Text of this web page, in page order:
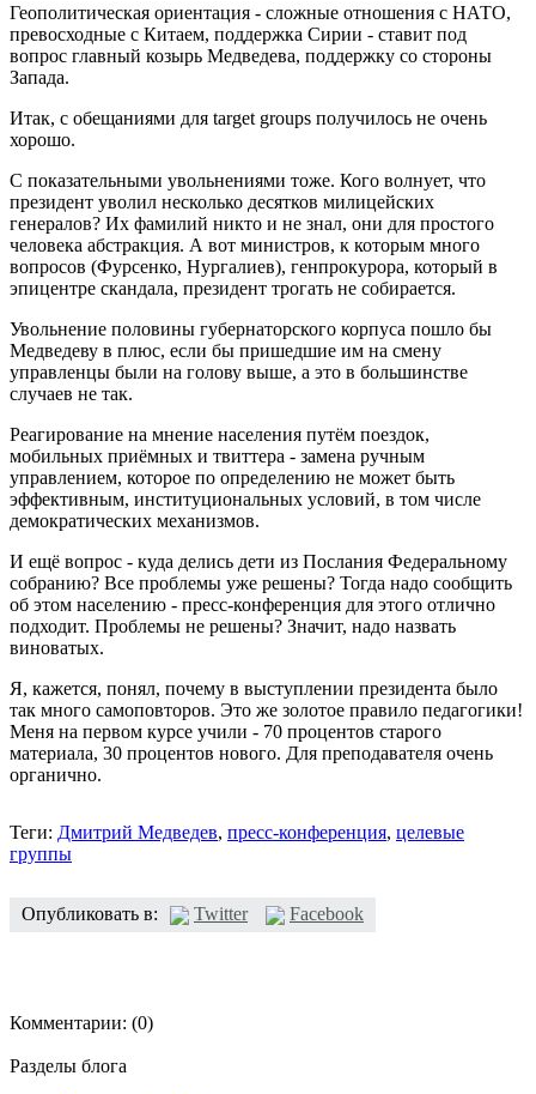
Геополитическая ориентация - сложные отношения с НАТО,
превосходные с Китаем, поддержка Сирии - ставит под
вопрос главный козырь Медведева, поддержку со стороны
Запада.
Итак, с обещаниями для target groups получилось не очень
хорошо.
С показательными увольнениями тоже. Кого волнует, что
президент уволил несколько десятков милицейских
генералов? Их фамилий никто и не знал, они для простого
человека абстракция. А вот министров, к которым много
вопросов (Фурсенко, Нургалиев), генпрокурора, который в
эпицентре скандала, президент трогать не собирается.
Увольнение половины губернаторского корпуса пошло бы
Медведеву в плюс, если бы пришедшие им на смену
управленцы были на голову выше, а это в большинстве
случаев не так.
Реагирование на мнение населения путём поездок,
мобильных приёмных и твиттера - замена ручным
управлением, которое по определению не может быть
эффективным, институциональных условий, в том числе
демократических механизмов.
И ещё вопрос - куда делись дети из Послания Федеральному
собранию? Все проблемы уже решены? Тогда надо сообщить
об этом населению - пресс-конференция для этого отлично
подходит. Проблемы не решены? Значит, надо назвать
виноватых.
Я, кажется, понял, почему в выступлении президента было
так много самоповторов. Это же золотое правило педагогики!
Меня на первом курсе учили - 70 процентов старого
материала, 30 процентов нового. Для преподавателя очень
органично.
Теги: Дмитрий Медведев, пресс-конференция, целевые
группы
Опубликовать в: Twitter Facebook
Комментарии: (0)
Разделы блога